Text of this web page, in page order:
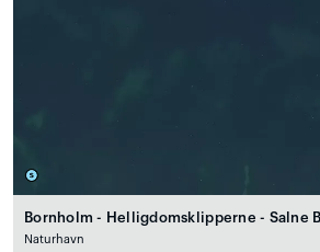
Bornholm - Helligdomsklipperne - Salne
Naturhavn